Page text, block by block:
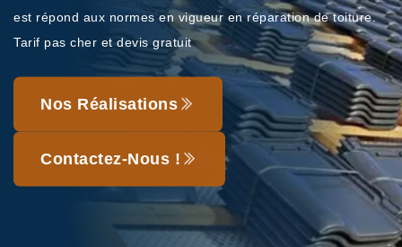
est répond aux normes en vigueur en réparation de toiture.
Tarif pas cher et devis gratuit
Nos Réalisations
Contactez-Nous !